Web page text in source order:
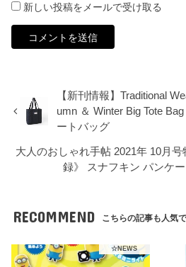
新しい投稿をメールで受け取る
【新刊情報】Traditional
umn ＆ Winter Big Tote
ートバッグ
大人のおしゃれ手帖 2021年 10月
録》 スナフキン パンケ
RECOMMEND こちらの記事も人気で
☆NEWS